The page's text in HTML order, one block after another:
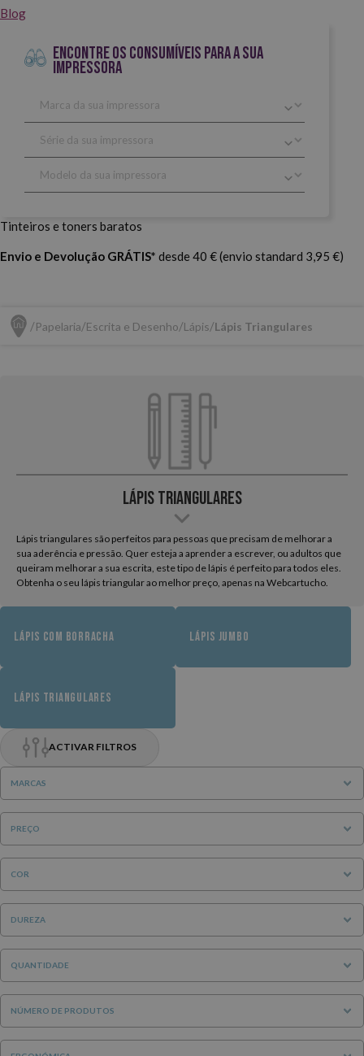
Blog
ENCONTRE OS CONSUMÍVEIS PARA A SUA
IMPRESSORA
Tinteiros e toners baratos
Envio e Devolução GRÁTIS* desde 40 € (envio standard 3,95 €)
Papelaria Escrita e Desenho Lápis Lápis Triangulares
Lápis Triangulares
Lápis triangulares são perfeitos para pessoas que precisam de melhorar a
sua aderência e pressão. Quer esteja a aprender a escrever, ou adultos que
queiram melhorar a sua escrita, este tipo de lápis é perfeito para todos eles.
Obtenha o seu lápis triangular ao melhor preço, apenas na Webcartucho.
LÁPIS COM BORRACHA LÁPIS JUMBO
LÁPIS TRIANGULARES
ACTIVAR FILTROS
MARCAS
PREÇO
COR
DUREZA
QUANTIDADE
NÚMERO DE PRODUTOS